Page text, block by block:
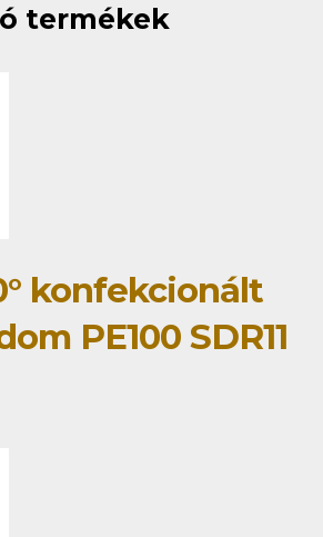
termékek
konfekcionált
PE100 SDR11